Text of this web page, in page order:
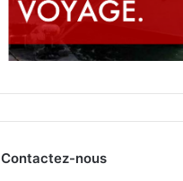
Contactez-nous